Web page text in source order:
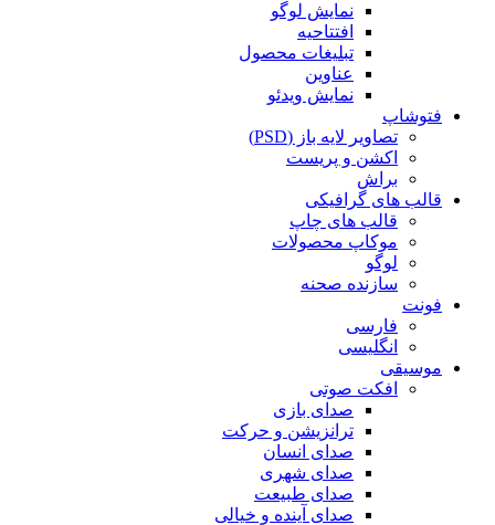
نمایش لوگو
افتتاحیه
تبلیغات محصول
عناوین
نمایش ویدئو
فتوشاپ
تصاویر لایه باز (PSD)
اکشن و پریست
براش
قالب های گرافیکی
قالب های چاپ
موکاپ محصولات
لوگو
سازنده صحنه
فونت
فارسی
انگلیسی
موسیقی
افکت صوتی
صدای بازی
ترانزیشن و حرکت
صدای انسان
صدای شهری
صدای طبیعت
صدای آینده و خیالی